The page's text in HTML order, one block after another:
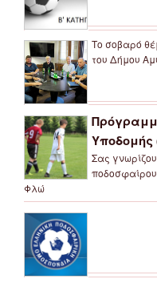
Το σοβαρό
του Δήμου
Υποδομής
Σας
Φλώ